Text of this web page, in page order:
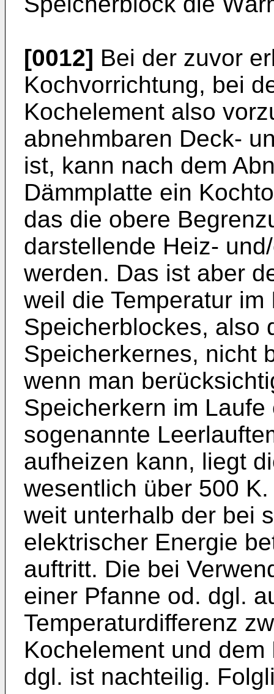
[0012] Bei der zuvor
Kochvorrichtung, bei
Kochelement also
abnehmbaren Deck-
ist, kann nach dem
Dämmplatte ein
das die obere
darstellende Heiz-
werden. Das ist aber
weil die Temperatur im
Speicherblockes, also
Speicherkernes, nicht
wenn man
Speicherkern im
sogenannte
aufheizen kann, liegt
wesentlich über 500
weit unterhalb der bei
elektrischer Energie
auftritt. Die bei
einer Pfanne od. dgl.
Temperaturdifferenz
Kochelement und
dgl. ist nachteilig.